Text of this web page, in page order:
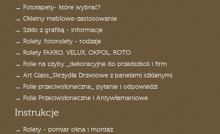
→ Fototapety- które wybrać?
→ Okleiny meblowe-zastosowanie
→ Szkło z grafiką - informacje
→ Rolety, fotorolety - rodzaje
→ Rolety FAKRO, VELUX, OKPOL, ROTO
→ Folie na szyby _dekoracyjne do przedszkoli i firm
→ Art Glass_Skrzydła Drzwiowe z panelami szklanymi
→ Folie przeciwsłoneczne_ pytanie i odpowiedzi
→ Folie Przeciwsłoneczne i Antywłamaniowe
Instrukcje
→ Rolety - pomiar okna i montaż